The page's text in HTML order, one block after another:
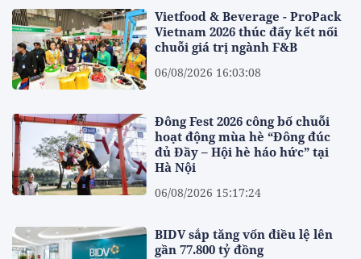
Vietfood & Beverage - ProPack
Vietnam 2026 thúc đẩy kết nối
chuỗi giá trị ngành F&B
06/08/2026 16:03:08
Đông Fest 2026 công bố chuỗi
hoạt động mùa hè “Đông đúc
đủ Đầy – Hội hè háo hức” tại
Hà Nội
06/08/2026 15:17:24
BIDV sắp tăng vốn điều lệ lên
gần 77.800 tỷ đồng